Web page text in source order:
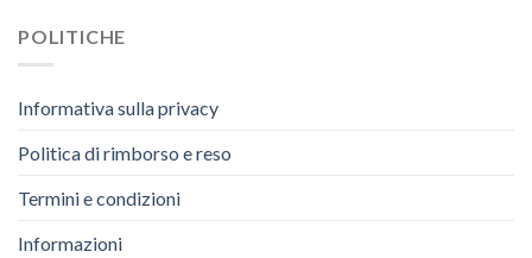
POLITICHE
Informativa sulla privacy
Politica di rimborso e reso
Termini e condizioni
Informazioni